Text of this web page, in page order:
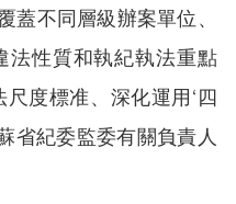
不同層級辦案單位、
法性質和執紀執法重點
度標准、深化運用‘四
省紀委監委有關負責人